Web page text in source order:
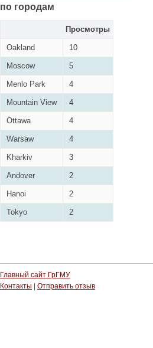
по городам
Просмотры
Oakland 10
Moscow 5
Menlo Park 4
Mountain View 4
Ottawa 4
Warsaw 4
Kharkiv 3
Andover 2
Hanoi 2
Tokyo 2
Главный сайт ГрГМУ
Контакты
Отправить отзыв